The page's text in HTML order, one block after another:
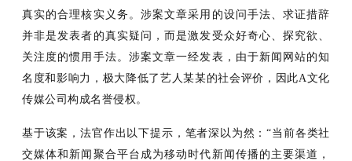
真实的合理核实义务。 涉案文章采用的设问手法、求证措辞
并非是发表者的真实疑问，而是激发受众好奇心、探究欲、
关注度的惯用手法。涉案文章一经发表，由于新闻网站的知
名度和影响力，极大降低了艺人某某的社会评价，因此A文化
传媒公司构成名誉侵权。
基于该案，法官作出以下提示，笔者深以为然：“当前各类社
交媒体和新闻聚合平台成为移动时代新闻传播的主要渠道，